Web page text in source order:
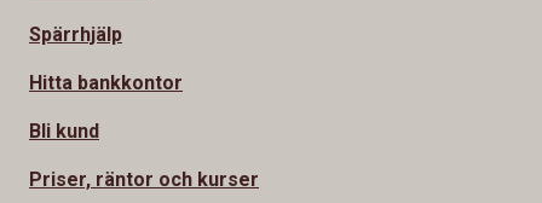
Spärrhjälp
Hitta bankkontor
Bli kund
Priser, räntor och kurser